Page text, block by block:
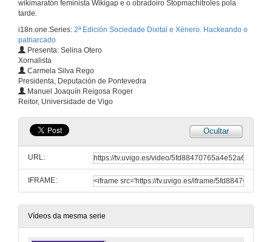
wikimaratón feminista Wikigap e o obradoiro Stopmachitroles pola
tarde.
i18n.one.Series: 2ª Edición Sociedade Dixital e Xénero. Hackeando o
patriarcado
Presenta: Selina Otero
Xornalista
Carmela Silva Rego
Presidenta, Deputación de Pontevedra
Manuel Joaquín Reigosa Roger
Reitor, Universidade de Vigo
Ocultar
URL:
IFRAME:
Vídeos da mesma serie